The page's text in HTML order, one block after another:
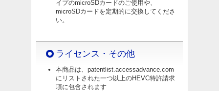
イプのmicroSDカードのご使用や、
microSDカードを定期的に交換してくださ
い。
ライセンス・その他
本商品は、patentlist.accessadvance.com
にリストされた一つ以上のHEVC特許請求
項に包含されます